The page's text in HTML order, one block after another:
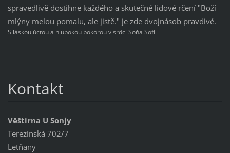
spravedlivě dostihne každého a skutečné lidové rčení "Boží
mlýny melou pomalu, ale jistě." je zde dvojnásob pravdivé.
S láskou úctou a hlubokou pokorou v srdci Soňa Sofi
Kontakt
Věštírna U Sonjy
Terezínská 702/7
Letňany